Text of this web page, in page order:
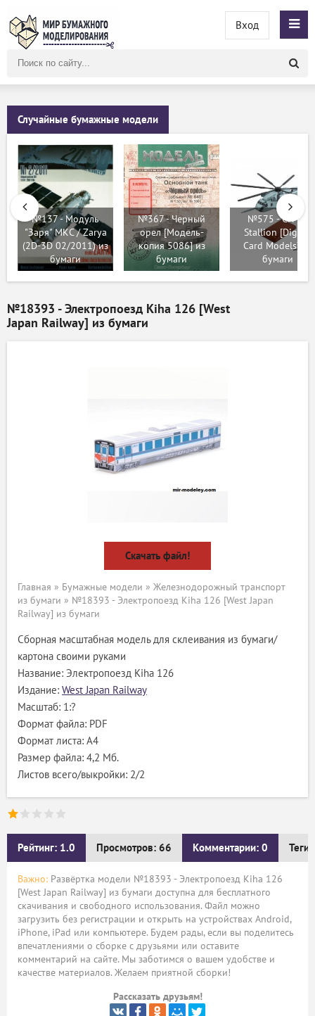
сайту
Вход
Случайные бумажные модели
№137 - Модуль
"Заря" МКС / Zarya
(2D-3D 02/2011) из
бумаги
№367 - Черный
орел [Модель-
копия 5086] из
бумаги
№575 - CH-53
Stallion [Digital
Card Models] из
бумаги
№18393 - Электропоезд Kiha 126 [West
Japan Railway] из бумаги
Скачать файл!
Главная » Бумажные модели » Железнодорожный транспорт
из бумаги » №18393 - Электропоезд Kiha 126 [West Japan
Railway] из бумаги
Сборная масштабная модель для склеивания из бумаги/
картона своими руками
Название: Электропоезд Kiha 126
Издание: West Japan Railway
Масштаб: 1:?
Формат файла: PDF
Формат листа: А4
Размер файла: 4,2 Мб.
Листов всего/выкройки: 2/2
Рейтинг: 1.0 Просмотров: 66 Комментарии: 0 Теги:
Важно: Развёртка модели №18393 - Электропоезд Kiha 126
[West Japan Railway] из бумаги доступна для бесплатного
скачивания и свободного использования. Файл можно
загрузить без регистрации и открыть на устройствах Android,
iPhone, iPad или компьютере. Будем рады, если вы поделитесь
впечатлениями о сборке с друзьями или оставите
комментарий на сайте. Мы заботимся о вашем удобстве и
качестве материалов. Желаем приятной сборки!
Рассказать друзьям!